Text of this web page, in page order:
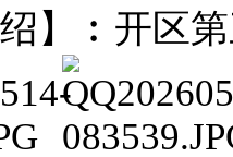
绍】︰开区